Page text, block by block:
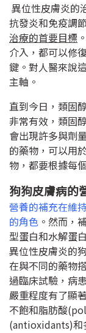
異位性皮膚炎的
抗發炎和免疫調
治療的首要目標
介入，都可以修
鍵。對人醫來說
主軸。
直到今日，類固
非常有效，類固
會出現許多與劑
的藥物，可以用
物，都要根據每
狗狗皮膚病的
營養的補充在維
的角色 。然而，
型蛋白和水解蛋
異位性皮膚炎的
在與不同的藥物
過臨床試驗，病
嚴重程度有了顯
不飽和脂肪酸
(antioxidants)和